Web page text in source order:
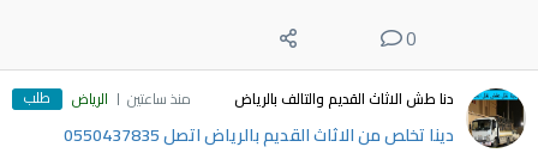
0
دنا طش الاثاث القديم والتالف بالرياض منذ ساعتين الرياض طلب
دينا تخلص من الاثاث القديم بالرياض اتصل 0550437835